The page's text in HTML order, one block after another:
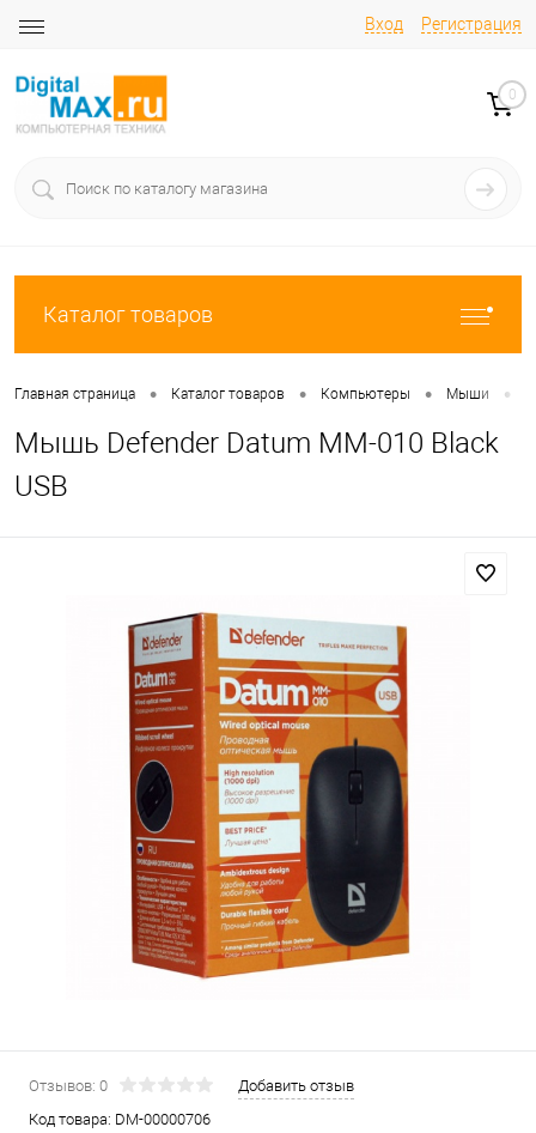
Вход Регистрация
0
Каталог товаров
Главная страница • Каталог товаров • Компьютеры • Мыши •
Мышь Defender Datum MM-010 Black
USB
Отзывов: 0
Добавить отзыв
Код товара: DM-00000706